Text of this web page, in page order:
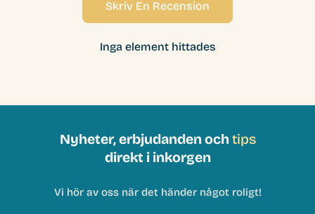
Skriv En Recension
Inga element hittades
Nyheter, erbjudanden ochtips
direkt i inkorgen
Vi hör av oss när det händer något roligt!